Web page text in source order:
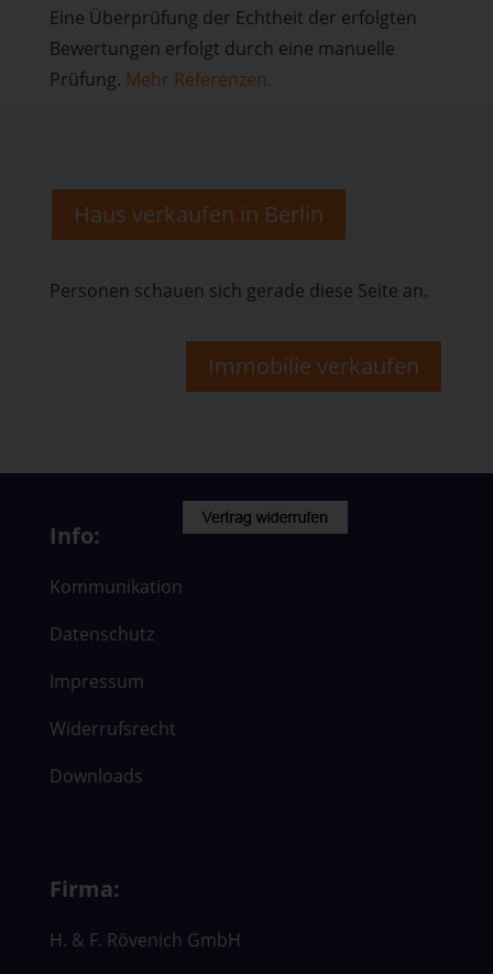
Eine Überprüfung der Echtheit der erfolgten
Bewertungen erfolgt durch eine manuelle
Prüfung. Mehr Referenzen.
Haus verkaufen in Berlin
Personen schauen sich gerade diese Seite an.
Immobilie verkaufen
Info:
Kommunikation
Datenschutz
Impressum
Widerrufsrecht
Downloads
Firma:
H. & F. Rövenich GmbH